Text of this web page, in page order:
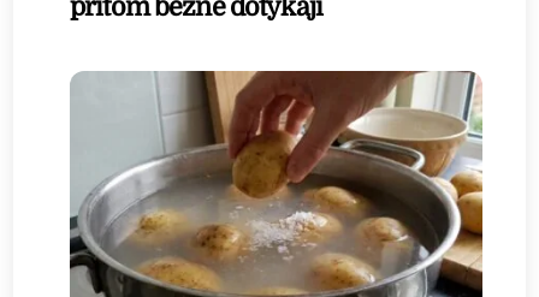
přitom běžně dotýkají